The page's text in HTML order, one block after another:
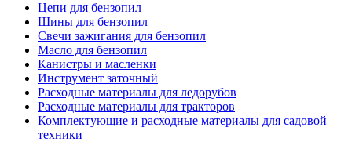
Цепи для бензопил
Шины для бензопил
Свечи зажигания для бензопил
Масло для бензопил
Канистры и масленки
Инструмент заточный
Расходные материалы для ледорубов
Расходные материалы для тракторов
Комплектующие и расходные материалы для садовой
техники